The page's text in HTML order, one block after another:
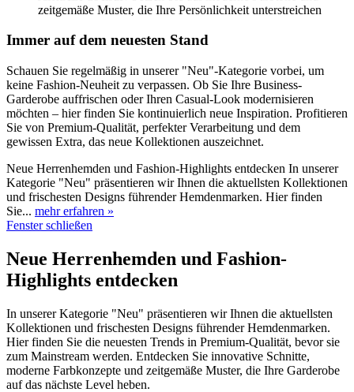
zeitgemäße Muster, die Ihre Persönlichkeit unterstreichen
Immer auf dem neuesten Stand
Schauen Sie regelmäßig in unserer "Neu"-Kategorie vorbei, um
keine Fashion-Neuheit zu verpassen. Ob Sie Ihre Business-
Garderobe auffrischen oder Ihren Casual-Look modernisieren
möchten – hier finden Sie kontinuierlich neue Inspiration. Profitieren
Sie von Premium-Qualität, perfekter Verarbeitung und dem
gewissen Extra, das neue Kollektionen auszeichnet.
Neue Herrenhemden und Fashion-Highlights entdecken In unserer
Kategorie "Neu" präsentieren wir Ihnen die aktuellsten Kollektionen
und frischesten Designs führender Hemdenmarken. Hier finden
Sie... mehr erfahren »
Fenster schließen
Neue Herrenhemden und Fashion-
Highlights entdecken
In unserer Kategorie "Neu" präsentieren wir Ihnen die aktuellsten
Kollektionen und frischesten Designs führender Hemdenmarken.
Hier finden Sie die neuesten Trends in Premium-Qualität, bevor sie
zum Mainstream werden. Entdecken Sie innovative Schnitte,
moderne Farbkonzepte und zeitgemäße Muster, die Ihre Garderobe
auf das nächste Level heben.